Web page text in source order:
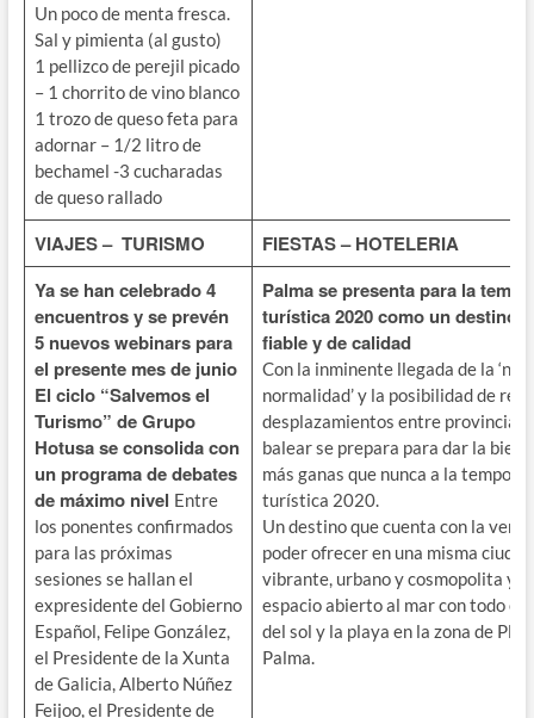
Un poco de menta fresca.
Sal y pimienta (al gusto)
1 pellizco de perejil picado
– 1 chorrito de vino blanco
1 trozo de queso feta para
adornar – 1/2 litro de
bechamel -3 cucharadas
de queso rallado
VIAJES – TURISMO
FIESTAS – HOTELERIA
Ya se han celebrado 4
encuentros y se prevén
5 nuevos webinars para
el presente mes de junio
El ciclo “Salvemos el
Turismo” de Grupo
Hotusa se consolida con
un programa de debates
de máximo nivel Entre
los ponentes confirmados
para las próximas
sesiones se hallan el
expresidente del Gobierno
Español, Felipe González,
el Presidente de la Xunta
de Galicia, Alberto Núñez
Feijoo, el Presidente de
Palma se presenta para la
turística 2020 como un destino
fiable y de calidad
Con la inminente llegada de la
normalidad’ y la posibilidad de
desplazamientos entre
balear se prepara para dar la
más ganas que nunca a la
turística 2020.
Un destino que cuenta con la
poder ofrecer en una misma
vibrante, urbano y cosmopolita y, a
espacio abierto al mar con todo el
del sol y la playa en la zona de
Palma.